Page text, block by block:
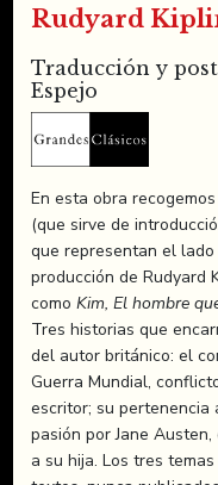
Rudyard
Traducción y
Espejo
En esta obra
(que sirve de
que representan el
producción de Rudyard
como Kim, El hombre
Tres historias que
del autor británico: el
Guerra Mundial,
escritor; su pertenencia
pasión por Jane
a su hija. Los tres